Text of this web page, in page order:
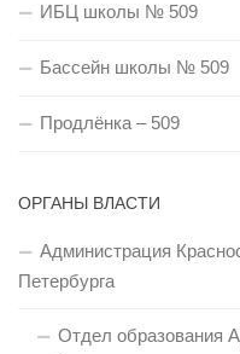
ИБЦ школы № 509
Бассейн школы № 509
Продлёнка – 509
ОРГАНЫ ВЛАСТИ
Администрация
Петербурга
Отдел образования